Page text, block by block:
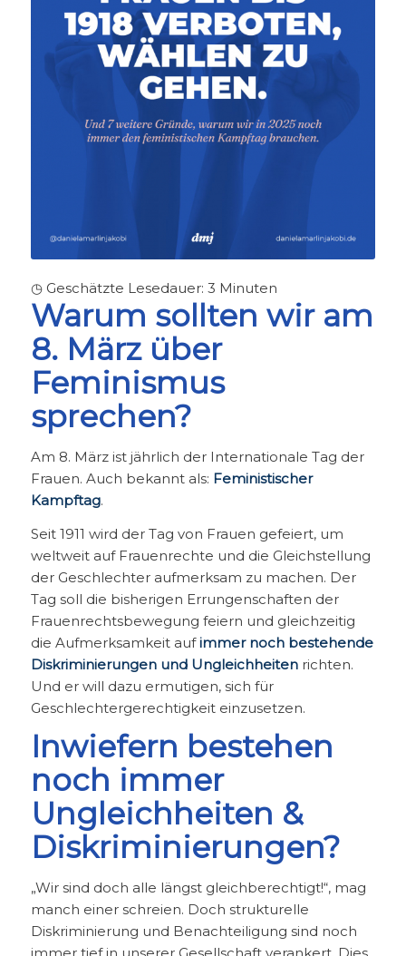
◷ Geschätzte Lesedauer: 3 Minuten
Warum sollten wir am
8. März über
Feminismus
sprechen?
Am 8. März ist jährlich der Internationale Tag der
Frauen. Auch bekannt als: Feministischer
Kampftag.
Seit 1911 wird der Tag von Frauen gefeiert, um
weltweit auf Frauenrechte und die Gleichstellung
der Geschlechter aufmerksam zu machen. Der
Tag soll die bisherigen Errungenschaften der
Frauenrechtsbewegung feiern und gleichzeitig
die Aufmerksamkeit aufimmer noch bestehende
Diskriminierungen und Ungleichheitenrichten.
Und er will dazu ermutigen, sich für
Geschlechtergerechtigkeit einzusetzen.
Inwiefern bestehen
noch immer
Ungleichheiten &
Diskriminierungen?
„Wir sind doch alle längst gleichberechtigt!“, mag
manch einer schreien. Doch strukturelle
Diskriminierung und Benachteiligung sind noch